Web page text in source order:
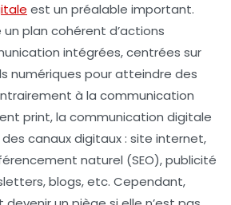
est un préalable important.
plan cohérent d’actions
intégrées, centrées sur
numériques pour atteindre des
à la communication
print, la communication digitale
canaux digitaux : site internet,
naturel (SEO), publicité
blogs, etc. Cependant,